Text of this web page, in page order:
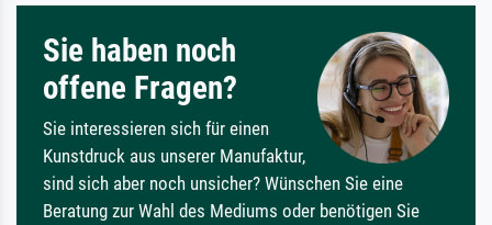
Sie haben noch
offene Fragen?
Sie interessieren sich für einen
Kunstdruck aus unserer Manufaktur,
sind sich aber noch unsicher? Wünschen Sie eine
Beratung zur Wahl des Mediums oder benötigen Sie